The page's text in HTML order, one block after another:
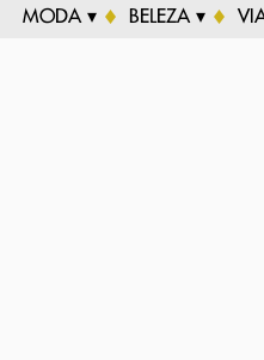
MODA ▾ BELEZA ▾